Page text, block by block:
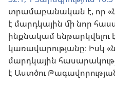
տրամաբանական է, որ
է մարդկային մի նոր
ինքնակամ ենթարկվելու
կառավարությանը։ Իսկ
մարդկային
է Աստծու